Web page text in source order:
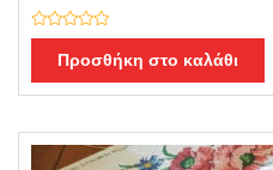
Β
μ
ο
Προσθήκη στο καλάθι